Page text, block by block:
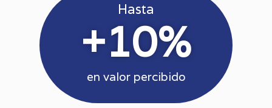
Hasta
en valor percibido
+10%